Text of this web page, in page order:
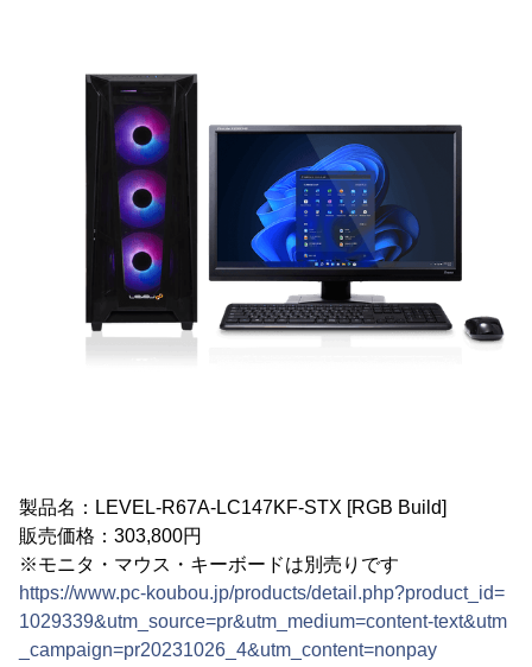
製品名：LEVEL-R67A-LC147KF-STX [RGB Build]
販売価格：303,800円
※モニタ・マウス・キーボードは別売りです
https://www.pc-koubou.jp/products/detail.php?product_id=
1029339&utm_source=pr&utm_medium=content-text&utm
_campaign=pr20231026_4&utm_content=nonpay